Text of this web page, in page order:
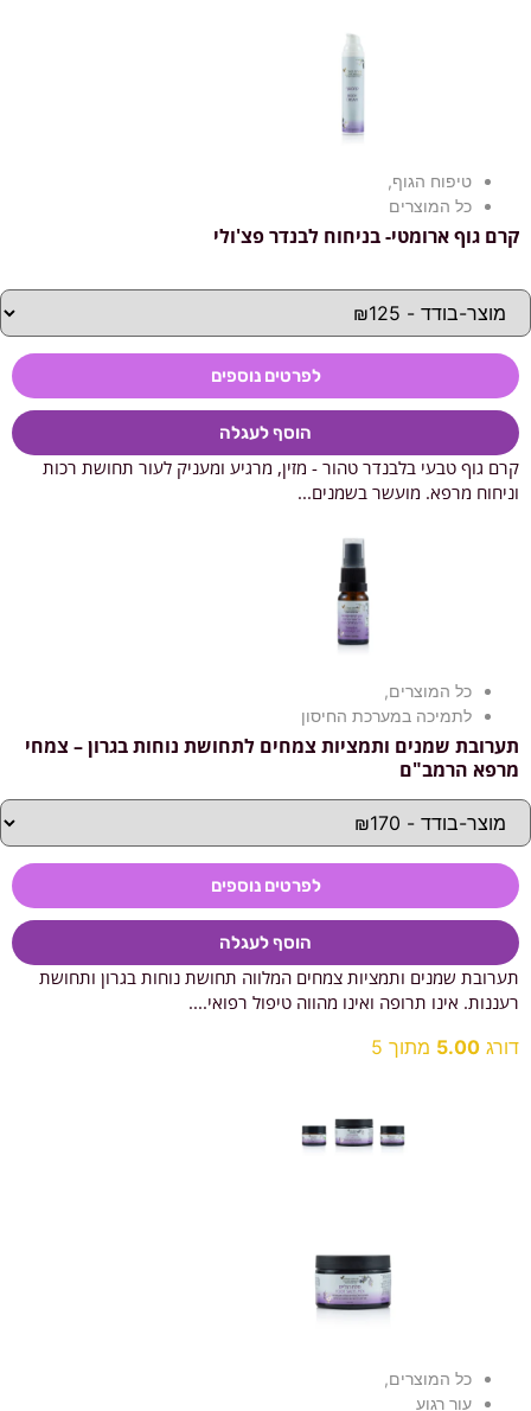
טיפוח הגוף,
כל המוצרים
קרם גוף ארומטי- בניחוח לבנדר פצ'ולי
לפרטים נוספים
הוסף לעגלה
קרם גוף טבעי בלבנדר טהור - מזין, מרגיע ומעניק לעור תחושת רכות
וניחוח מרפא. מועשר בשמנים...
כל המוצרים,
לתמיכה במערכת החיסון
תערובת שמנים ותמציות צמחים לתחושת נוחות בגרון – צמחי
מרפא הרמב"ם
לפרטים נוספים
הוסף לעגלה
תערובת שמנים ותמציות צמחים המלווה תחושת נוחות בגרון ותחושת
רעננות. אינו תרופה ואינו מהווה טיפול רפואי....
דורג 5.00 מתוך 5
כל המוצרים,
עור רגוע